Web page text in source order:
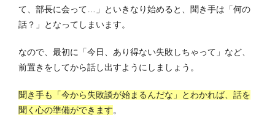
て、部長に会って…」といきなり始めると、聞き手は「何の
話？」となってしまいます。
なので、最初に「今日、あり得ない失敗しちゃって」など、
前置きをしてから話し出すようにしましょう。
聞き手も「今から失敗談が始まるんだな」とわかれば、話を
聞く心の準備ができます。